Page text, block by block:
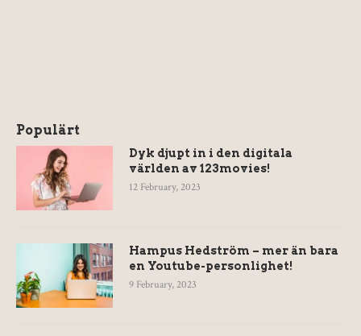
Populärt
Dyk djupt in i den digitala
världen av 123movies!
12 February, 2023
Hampus Hedström – mer än bara
en Youtube-personlighet!
9 February, 2023